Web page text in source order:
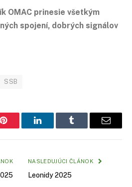
OMAC prinesie všetkým
spojení, dobrých signálov
SSB
Pinterest LinkedInTumblr Email
NASLEDUJÚCI ČLÁNOK
Leonidy 2025